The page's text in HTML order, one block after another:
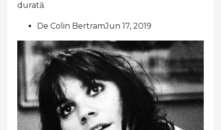
durată.
De Colin BertramJun 17, 2019